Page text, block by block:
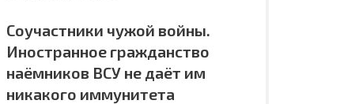
Соучастники чужой войны.
Иностранное гражданство
наёмников ВСУ не даёт им
никакого иммунитета